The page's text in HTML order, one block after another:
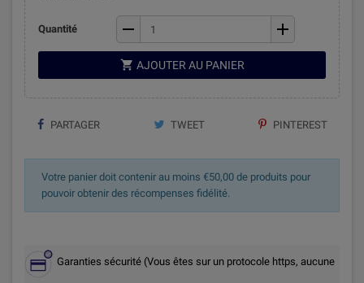
Quantité remove add
 AJOUTER AU PANIER
PARTAGER TWEET PINTEREST
Votre panier doit contenir au moins €50,00 de produits pour
pouvoir obtenir des récompenses fidélité.
Garanties sécurité (Vous êtes sur un protocole https, aucune